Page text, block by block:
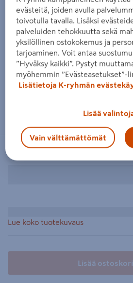
Lue koko tuotekuvaus
Lisää
evästeitä, joiden avulla
toivotulla tavalla. Lisäksi
palveluiden tehokkuutta sekä
yksilöllinen ostokokemus ja
tarjoaminen. Voit antaa
”Hyväksy kaikki”. Pystyt
myöhemmin ”Evästeasetukset”-
Lisätietoja K-ryhmän
Lisää
Vain välttämättömät